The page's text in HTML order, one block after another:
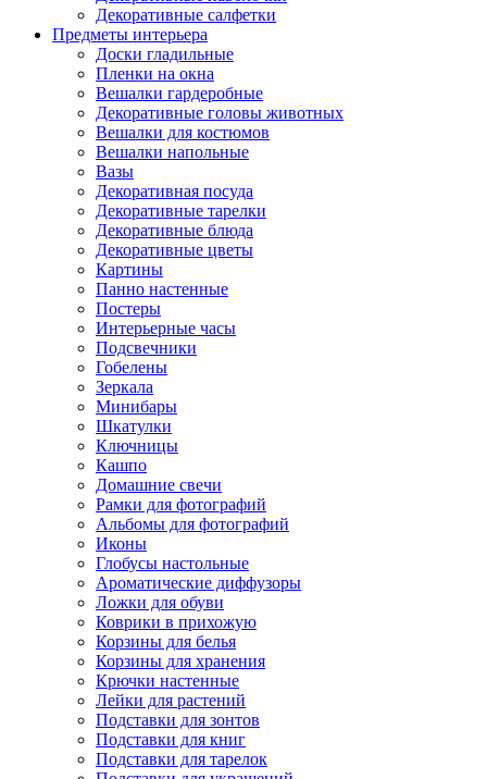
Декоративные салфетки
Предметы интерьера
Доски гладильные
Пленки на окна
Вешалки гардеробные
Декоративные головы животных
Вешалки для костюмов
Вешалки напольные
Вазы
Декоративная посуда
Декоративные тарелки
Декоративные блюда
Декоративные цветы
Картины
Панно настенные
Постеры
Интерьерные часы
Подсвечники
Гобелены
Зеркала
Минибары
Шкатулки
Ключницы
Кашпо
Домашние свечи
Рамки для фотографий
Альбомы для фотографий
Иконы
Глобусы настольные
Ароматические диффузоры
Ложки для обуви
Коврики в прихожую
Корзины для белья
Корзины для хранения
Крючки настенные
Лейки для растений
Подставки для зонтов
Подставки для книг
Подставки для тарелок